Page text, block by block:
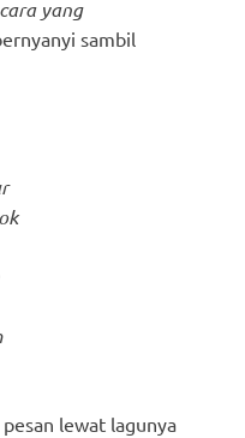
yang
sambil
lewat lagunya